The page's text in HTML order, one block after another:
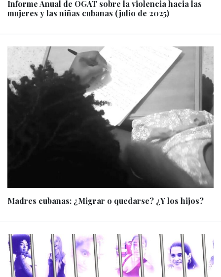
Informe Anual de OGAT sobre la violencia hacia las
mujeres y las niñas cubanas (julio de 2025)
Madres cubanas: ¿Migrar o quedarse? ¿Y los hijos?